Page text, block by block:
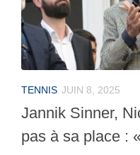
TENNIS JUIN 8, 2025
Jannik Sinner,
pas à sa place :